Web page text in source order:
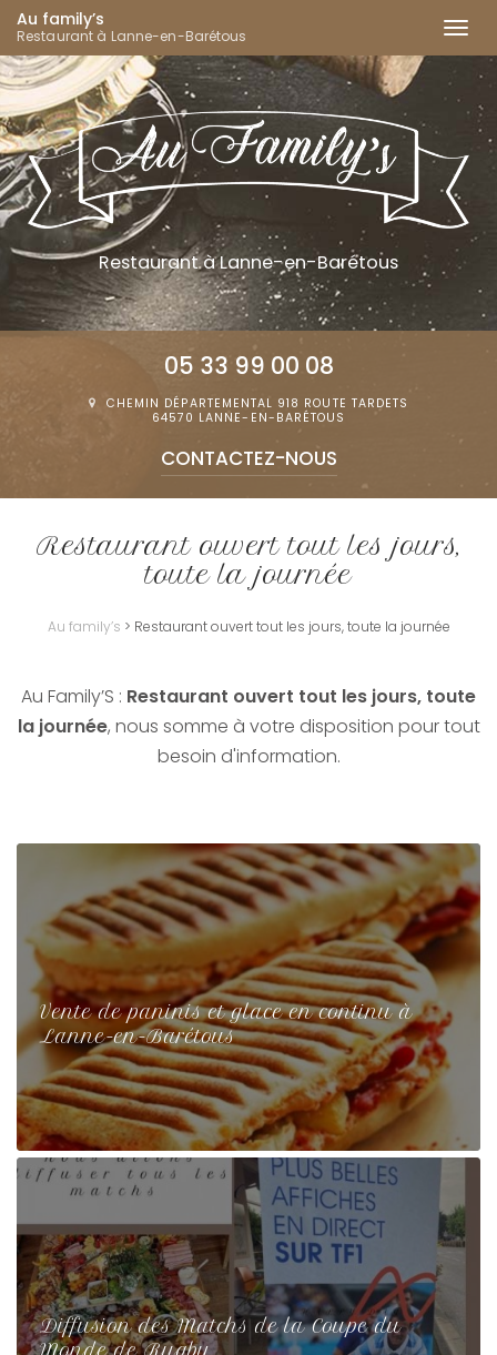
Aller
au
contenu
principal
Au family’s
Restaurant à Lanne-en-Barétous
Restaurantà Lanne-en-Barétous
05 33 99 00 08
CHEMIN DÉPARTEMENTAL 918 ROUTE TARDETS
64570 LANNE-EN-BARÉTOUS
CONTACTEZ-NOUS
Restaurant ouvert tout les jours,
toute la journée
Au family’s > Restaurant ouvert tout les jours, toute la journée
Au Family’S : Restaurant ouvert tout les jours, toute
la journée, nous somme à votre disposition pour tout
besoin d'information.
Vente de paninis et glace en continu à
Lanne-en-Barétous
Diffusion des Matchs de la Coupe du
Monde de Rugby